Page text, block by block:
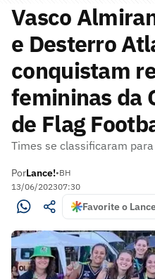
Vasco
e Desterro
conquistam
femininas da
de Flag
Times se classificaram
PorLance!•BH
13/06/202307:30
Favorite o